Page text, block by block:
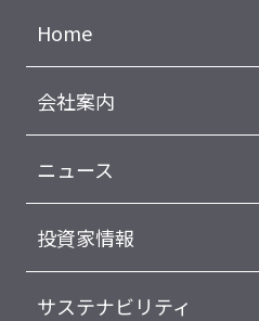
Home
会社案内
ニュース
投資家情報
サステナビリティ